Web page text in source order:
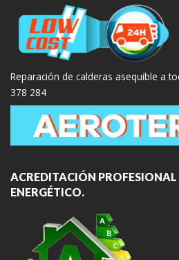
Reparación de calderas asequible a
378 284
ACREDITACIÓN
ENERGÉTICO.